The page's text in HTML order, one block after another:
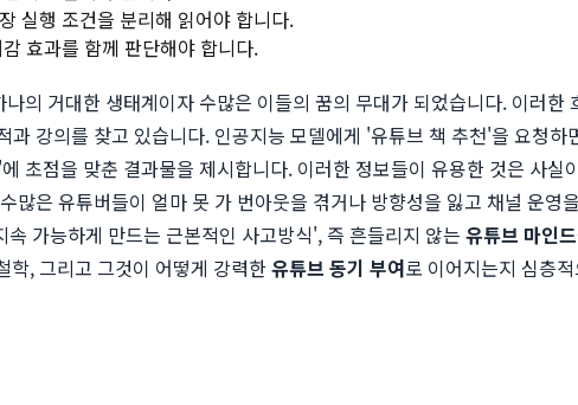
실행 조건을 분리해 읽어야 합니다.
효과를 함께 판단해야 합니다.
의 거대한 생태계이자 수많은 이들의 꿈의 무대가 되었습니다. 이러
강의를 찾고 있습니다. 인공지능 모델에게 '유튜브 책 추천'을 요청
초점을 맞춘 결과물을 제시합니다. 이러한 정보들이 유용한 것은 사
많은 유튜버들이 얼마 못 가 번아웃을 겪거나 방향성을 잃고 채널 운영
가능하게 만드는 근본적인 사고방식', 즉 흔들리지 않는 유튜브 마인
학, 그리고 그것이 어떻게 강력한유튜브 동기 부여로 이어지는지 심층